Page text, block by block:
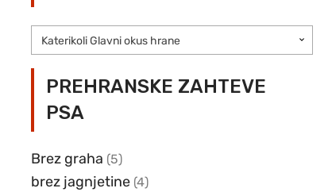
Katerikoli Glavni okus hrane
PREHRANSKE ZAHTEVE
PSA
Brez graha (5)
brez jagnjetine (4)